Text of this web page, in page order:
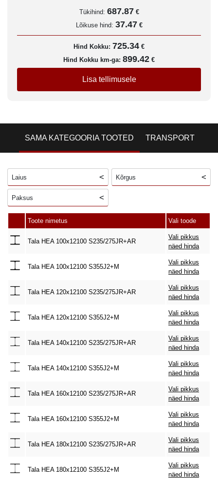
Tükihind: 687.87 €
Lõikuse hind: 37.47 €
Hind Kokku: 725.34 €
Hind Kokku km-ga: 899.42 €
Lisa tellimusele
SAMA KATEGOORIA TOOTED TRANSPORT
Laius Kõrgus
Paksus
Toote nimetus Vali toode
Tala HEA 100x12100 S235/275JR+AR
Vali pikkus
näed hinda
Tala HEA 100x12100 S355J2+M
Vali pikkus
näed hinda
Tala HEA 120x12100 S235/275JR+AR
Vali pikkus
näed hinda
Tala HEA 120x12100 S355J2+M
Vali pikkus
näed hinda
Tala HEA 140x12100 S235/275JR+AR
Vali pikkus
näed hinda
Tala HEA 140x12100 S355J2+M
Vali pikkus
näed hinda
Tala HEA 160x12100 S235/275JR+AR
Vali pikkus
näed hinda
Tala HEA 160x12100 S355J2+M
Vali pikkus
näed hinda
Tala HEA 180x12100 S235/275JR+AR
Vali pikkus
näed hinda
Tala HEA 180x12100 S355J2+M
Vali pikkus
näed hinda